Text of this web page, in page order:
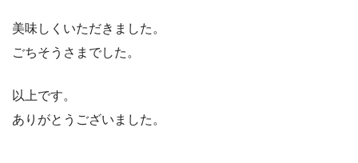
美味しくいただきました。
ごちそうさまでした。
以上です。
ありがとうございました。